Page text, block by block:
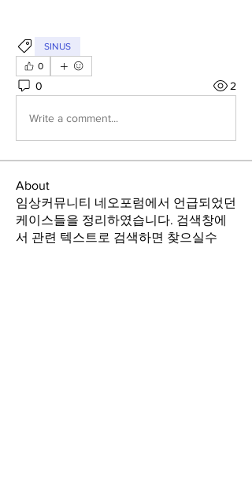
SINUS
0
0 2
Write a comment...
About
임상커뮤니티 네오포럼에서 언급되었던
케이스들을 정리하였습니다. 검색창에
서 관련 텍스트로 검색하면 찾으실수